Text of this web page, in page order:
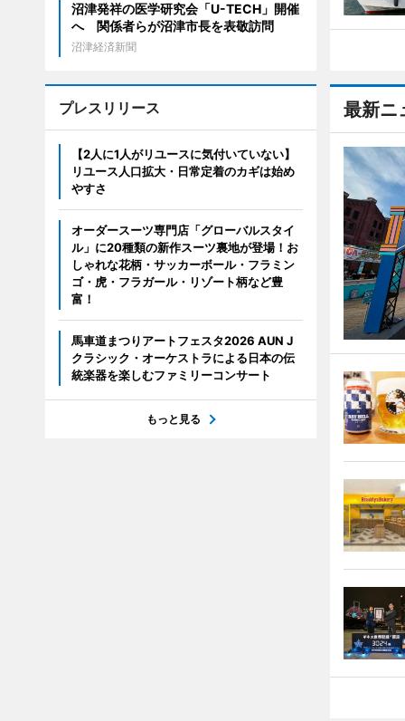
最新ニ
沼津発祥の医学研究会「U-TECH」開催
へ 関係者らが沼津市長を表敬訪問
沼津経済新聞
プレスリリース
【2人に1人がリユースに気付いていない】
リユース人口拡大・日常定着のカギは始め
やすさ
オーダースーツ専門店「グローバルスタイ
ル」に20種類の新作スーツ裏地が登場！お
しゃれな花柄・サッカーボール・フラミン
ゴ・虎・フラガール・リゾート柄など豊
富！
馬車道まつりアートフェスタ2026 AUN J
クラシック・オーケストラによる日本の伝
統楽器を楽しむファミリーコンサート
もっと見る